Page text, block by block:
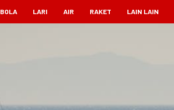
BOLA LARI AIR RAKET LAIN LAIN